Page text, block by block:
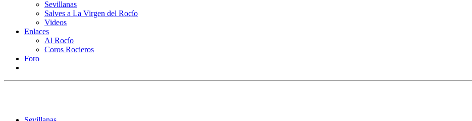
Sevillanas
Salves a La Virgen del Rocío
Videos
Enlaces
Al Rocío
Coros Rocieros
Foro